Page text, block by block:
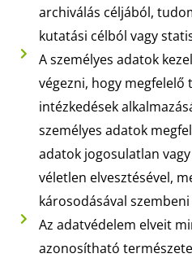
archiválás céljából,
kutatási célból vagy
A személyes adatok
végezni, hogy megfelelő
intézkedések
személyes adatok
adatok jogosulatlan
véletlen elvesztésével,
károsodásával
Az adatvédelem elveit
azonosítható